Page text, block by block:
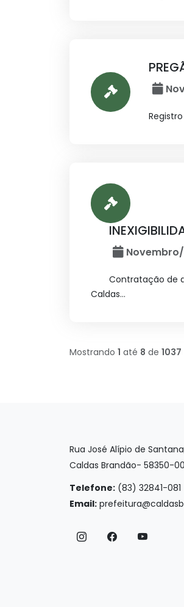
Contratação de
Caldas...
Mostrando 1 até 8 de 1037
Rua José Alípio de
Caldas Brandão- 58350-
Telefone: (83) 32841-081
Email: